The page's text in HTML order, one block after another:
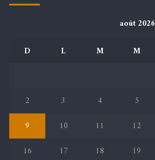
août 2026
D
L M M
2
3 4 5
9
10 11 12
16
17 18 19